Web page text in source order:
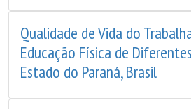
Qualidade de Vida do
Educação Física de
Estado do Paraná, Brasil